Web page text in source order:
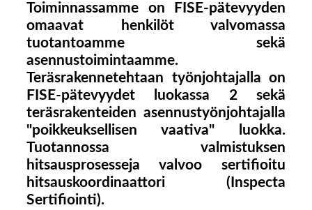
Toiminnassamme on FISE-pätevyyden
omaavat henkilöt valvomassa
tuotantoamme sekä
asennustoimintaamme.
Teräsrakennetehtaan työnjohtajalla on
FISE-pätevyydet luokassa 2 sekä
teräsrakenteiden asennustyönjohtajalla
"poikkeuksellisen vaativa" luokka.
Tuotannossa valmistuksen
hitsausprosesseja valvoo sertifioitu
hitsauskoordinaattori (Inspecta
Sertifiointi).